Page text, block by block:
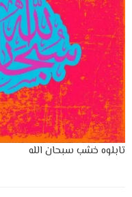
تابلوه خشب سبحان الله